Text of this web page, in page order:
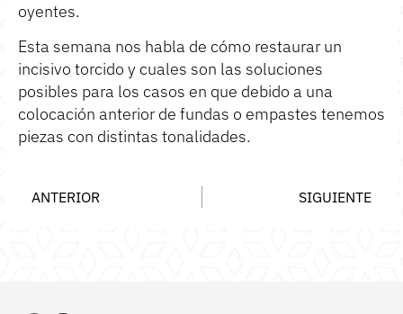
oyentes.
Esta semana nos habla de cómo restaurar un
incisivo torcido y cuales son las soluciones
posibles para los casos en que debido a una
colocación anterior de fundas o empastes tenemos
piezas con distintas tonalidades.
ANTERIOR SIGUIENTE